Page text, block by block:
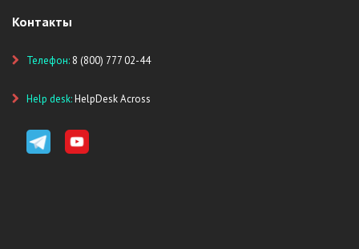
Контакты
Телефон: 8 (800) 777 02-44
Help desk:HelpDesk Across